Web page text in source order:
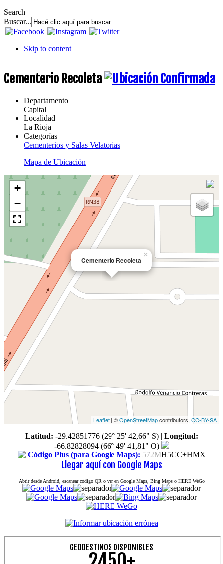
Search
Buscar...
Skip to content
Cementerio Recoleta
Departamento
Capital
Localidad
La Rioja
Categorías
Cementerios y Salas Velatorias
Mapa de Ubicación
Cementerio Recoleta
×
+
−
Leaflet | ©OpenStreetMapcontributors, CC-BY-SA
Latitud: -29.42851776 (29° 25' 42,66" S)| Longitud:
-66.82828094 (66° 49' 41,81" O)
Código Plus (para Google Maps): 572MH5CC+HMX
Llegar aquí con Google Maps
Abrir desde Android, escanear código QR o ver en Google Maps, Bing Maps o HERE WeGo
GEODESTINOS DISPONIBLES